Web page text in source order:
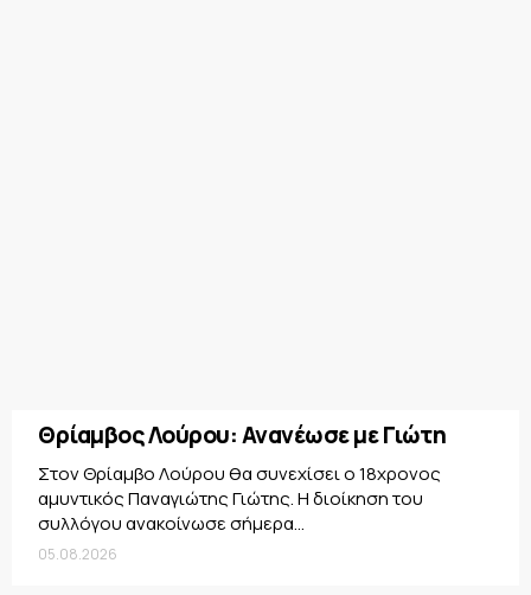
Θρίαμβος Λούρου: Ανανέωσε με Γιώτη
Στον Θρίαμβο Λούρου θα συνεχίσει ο 18χρονος
αμυντικός Παναγιώτης Γιώτης. Η διοίκηση του
συλλόγου ανακοίνωσε σήμερα...
05.08.2026